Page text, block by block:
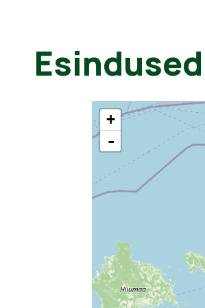
Esindused
+
-